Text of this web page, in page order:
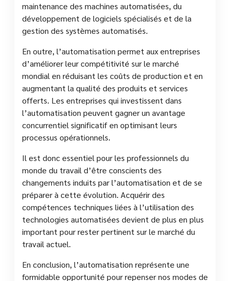
maintenance des machines automatisées, du
développement de logiciels spécialisés et de la
gestion des systèmes automatisés.
En outre, l’automatisation permet aux entreprises
d’améliorer leur compétitivité sur le marché
mondial en réduisant les coûts de production et en
augmentant la qualité des produits et services
offerts. Les entreprises qui investissent dans
l’automatisation peuvent gagner un avantage
concurrentiel significatif en optimisant leurs
processus opérationnels.
Il est donc essentiel pour les professionnels du
monde du travail d’être conscients des
changements induits par l’automatisation et de se
préparer à cette évolution. Acquérir des
compétences techniques liées à l’utilisation des
technologies automatisées devient de plus en plus
important pour rester pertinent sur le marché du
travail actuel.
En conclusion, l’automatisation représente une
formidable opportunité pour repenser nos modes de